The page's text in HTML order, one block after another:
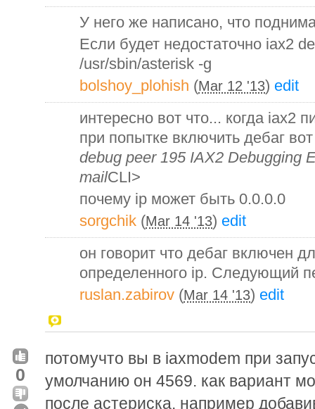
У него же написано, что
Если будет недостаточно iax2
/usr/sbin/asterisk -g
bolshoy_plohish (Mar 12 '13) edit
интересно вот что... когда iax2
при попытке включить дебаг
debug peer 195 IAX2 Debugging
mailCLI>
почему ip может быть 0.0.0.0
sorgchik (Mar 14 '13) edit
он говорит что дебаг включен
определенного ip. Следующий
ruslan.zabirov (Mar 14 '13) edit
0
потомучто вы в iaxmodem при
умолчанию он 4569. как вариант
после астериска. например